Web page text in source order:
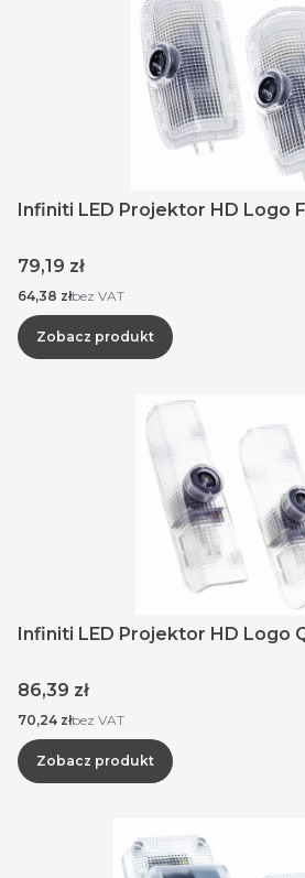
Infiniti LED Projektor HD Logo
Cena
79,19 zł
Cena
64,38 złbez VAT
Zobacz produkt
Infiniti LED Projektor HD Logo
Cena
86,39 zł
Cena
70,24 złbez VAT
Zobacz produkt